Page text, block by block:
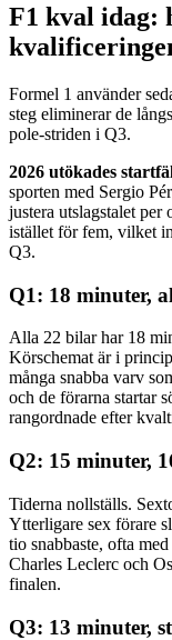
F1 kval idag:
Formel 1 använder
steg eliminerar de
pole-striden i Q3.
2026 utökades
sporten med Sergio
justera utslagstalet per
istället för fem, vilket
Q3.
Q1: 18 minuter,
Alla 22 bilar har 18
Körschemat är i
många snabba varv
och de förarna startar
rangordnade efter
Q2: 15 minuter,
Tiderna nollställs.
Ytterligare sex förare
tio snabbaste, ofta
Charles Leclerc och
finalen.
Q3: 13 minuter,